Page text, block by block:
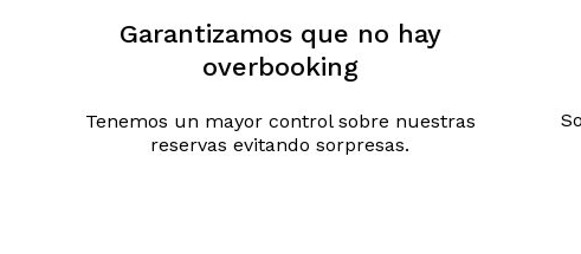
Garantizamos que no hay
overbooking
Tenemos un mayor control sobre nuestras
reservas evitando sorpresas.